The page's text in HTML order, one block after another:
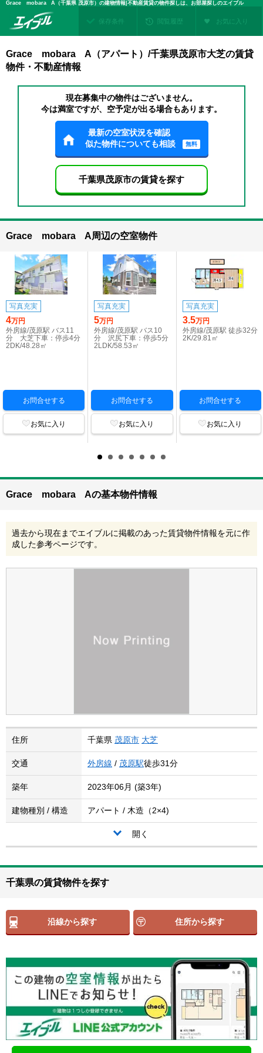
Grace mobara A（千葉県 茂原市）の建物情報|不動産賃貸の物件探しは、お部屋探しのエイブル
保存条件 閲覧履歴 お気に入り
Grace mobara A（アパート）/千葉県茂原市大芝の賃貸
物件・不動産情報
現在募集中の物件はございません。
今は満室ですが、空予定が出る場合もあります。
最新の空室状況を確認
似た物件についても相談
無料
千葉県茂原市の賃貸を探す
Grace mobara A周辺の空室物件
写真充実
4万円
外房線/茂原駅 バス11
分 大芝下車：停歩4分
2DK/48.28㎡
お問合せする
お気に入り
写真充実
5万円
外房線/茂原駅 バス10
分 沢尻下車：停歩5分
2LDK/58.53㎡
お問合せする
お気に入り
写真充実
3.5万円
外房線/茂原駅 徒歩32分
2K/29.81㎡
お問合せする
お気に入り
Grace mobara Aの基本物件情報
過去から現在までエイブルに掲載のあった賃貸物件情報を元に作
成した参考ページです。
住所 千葉県 茂原市 大芝
交通 外房線 / 茂原駅徒歩31分
築年 2023年06月 (築3年)
建物種別 / 構造 アパート / 木造（2×4)
開く
千葉県の賃貸物件を探す
沿線から探す 住所から探す